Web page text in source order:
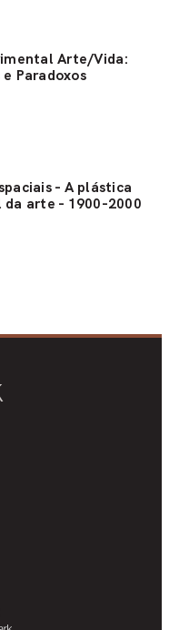
Arte/Vida:
Paradoxos
- A plástica
da arte - 1900-2000